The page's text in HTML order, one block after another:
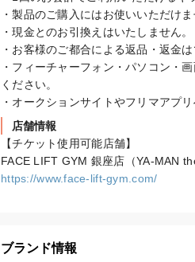
・製品のご購入にはお使いいただけま
・現金とのお引換えはいたしません。
・お客様のご都合による返品・返金は
・フィーチャーフォン・パソコン・
ください。
・オークションサイトやフリマアプ
店舗情報
【チケット使用可能店舗】
https://www.face-lift-gym.com/
ブランド情報